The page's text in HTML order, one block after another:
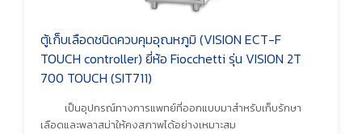
ตู้เก็บเลือดชนิดควบคุมอุณหภูมิ (VISION ECT-F
TOUCH controller) ยี่ห้อ Fiocchetti รุ่น VISION 2T
700 TOUCH (SIT711)
เป็นอุปกรณ์ทางการแพทย์ที่ออกแบบมาสำหรับเก็บรักษา
เลือดและพลาสม่าให้คงสภาพได้อย่างเหมาะสม